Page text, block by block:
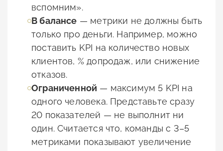
вспомним».
В балансе — метрики не должны быть
только про деньги. Например, можно
поставить KPI на количество новых
клиентов, % допродаж, или снижение
отказов.
Ограниченной — максимум 5 KPI на
одного человека. Представьте сразу
20 показателей — не выполнит ни
один. Считается что, команды с 3–5
метриками показывают увеличение